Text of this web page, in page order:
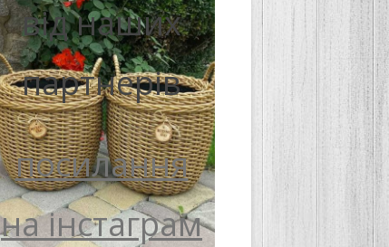
від наших
партнерів
посилання
на інстаграм